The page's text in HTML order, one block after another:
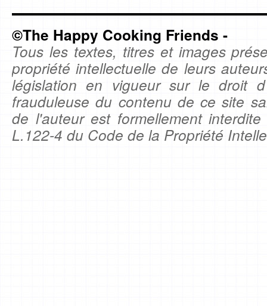
©The Happy Cooking Friends -
Tous les textes, titres et images
propriété intellectuelle de leurs
législation en vigueur sur le droit
frauduleuse du contenu de ce site
de l'auteur est formellement
L.122-4 du Code de la Propriété